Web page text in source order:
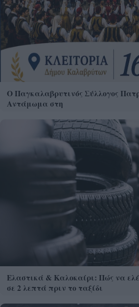
Ο Παγκαλαβρυτινός Σύλλογος
Αντάμωμα στη
Ελαστικά & Καλοκαίρι: Πώς να
σε 2 λεπτά πριν το ταξίδι